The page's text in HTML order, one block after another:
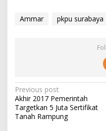
Ammar pkpu surabaya
P
o
s
Previous post
Akhir 2017 Pemerintah
Targetkan 5 Juta Sertifikat
Tanah Rampung